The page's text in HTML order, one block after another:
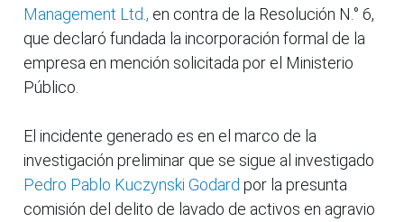
Management Ltd., en contra de la Resolución N.° 6,
que declaró fundada la incorporación formal de la
empresa en mención solicitada por el Ministerio
Público.
El incidente generado es en el marco de la
investigación preliminar que se sigue al investigado
Pedro Pablo Kuczynski Godard por la presunta
comisión del delito de lavado de activos en agravio